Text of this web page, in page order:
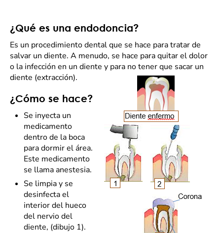
¿Qué es una endodoncia?
Es un procedimiento dental que se hace para tratar de
salvar un diente. A menudo, se hace para quitar el dolor
o la infección en un diente y para no tener que sacar un
diente (extracción).
¿Cómo se hace?
Se inyecta un
medicamento
dentro de la boca
para dormir el área.
Este medicamento
se llama anestesia.
Se limpia y se
desinfecta el
interior del hueco
del nervio del
diente, (dibujo 1).